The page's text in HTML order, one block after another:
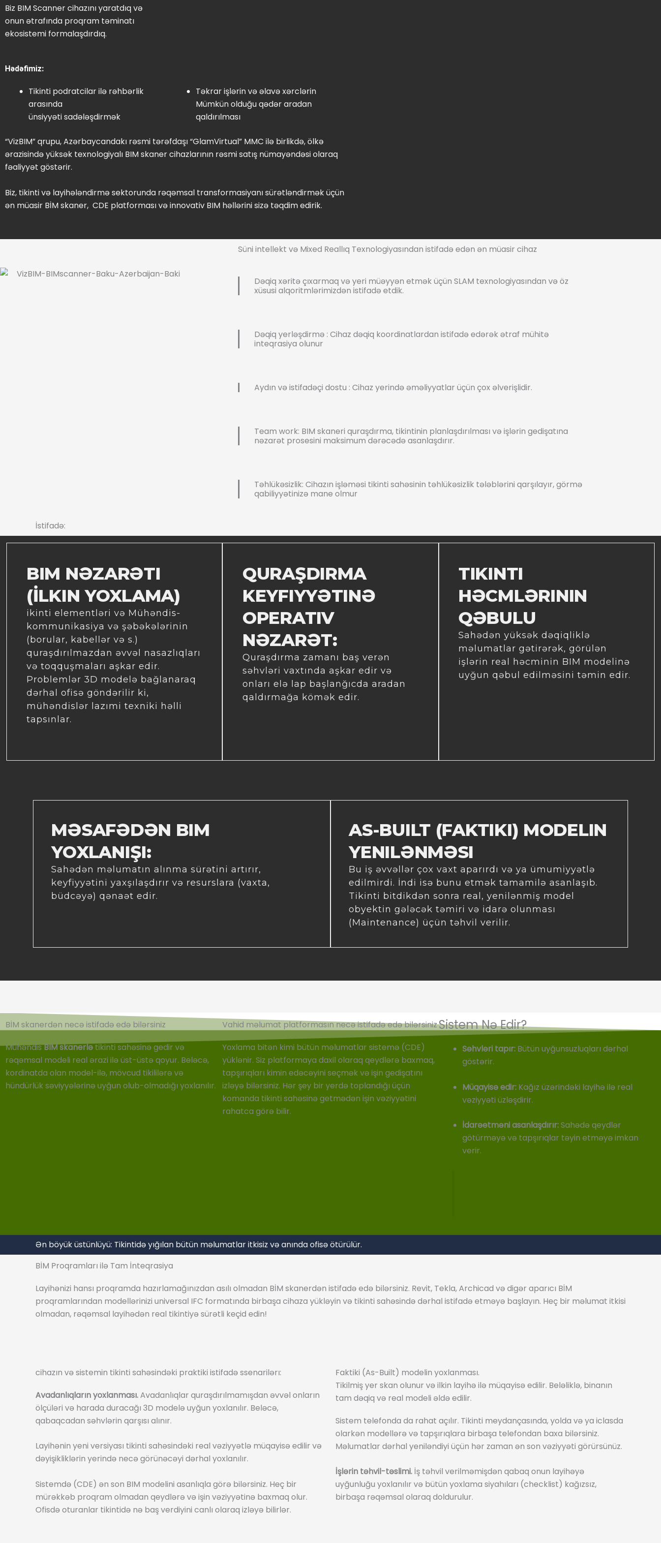
Biz BIM Scanner cihazını yaratdıq və
onun ətrafında proqram təminatı
ekosistemi formalaşdırdıq.
Hədəfimiz:
Tikinti podratcilar ilə rəhbərlik
arasında
ünsiyyəti sadələşdirmək
Təkrar işlərin və əlavə xərclərin
Mümkün olduğu qədər aradan
qaldırılması
“VizBIM” qrupu, Azərbaycandakı rəsmi tərəfdaşı “GlamVirtual” MMC ilə birlikdə, ölkə
ərazisində yüksək texnologiyalı BIM skaner cihazlarının rəsmi satış nümayəndəsi olaraq
fəaliyyət göstərir.
Biz, tikinti və layihələndirmə sektorunda rəqəmsal transformasiyanı sürətləndirmək üçün
ən müasir BİM skaner, CDE platforması və innovativ BIM həllərini sizə təqdim edirik.
Süni intellekt və Mixed Reallıq Texnologiyasından istifadə edən ən müasir cihaz
Dəqiq xəritə çıxarmaq və yeri müəyyən etmək üçün SLAM texnologiyasından və öz
xüsusi alqoritmlərimizdən istifadə etdik.
Dəqiq yerləşdirmə : Cihaz dəqiq koordinatlardan istifadə edərək ətraf mühitə
inteqrasiya olunur
Aydın və istifadəçi dostu : Cihaz yerində əməliyyatlar üçün çox əlverişlidir.
Team work: BIM skaneri quraşdırma, tikintinin planlaşdırılması və işlərin gedişatına
nəzarət prosesini maksimum dərəcədə asanlaşdırır.
Təhlükəsizlik: Cihazın işləməsi tikinti sahəsinin təhlükəsizlik tələblərini qarşılayır, görmə
qabiliyyətinizə mane olmur
İstifadə:
BIM NƏZARƏTI
(İLKIN YOXLAMA)
ikinti elementləri və Mühəndis-
kommunikasiya və şəbəkələrinin
(borular, kabellər və s.)
quraşdırılmazdan əvvəl nasazlıqları
və toqquşmaları aşkar edir.
Problemlər 3D modelə bağlanaraq
dərhal ofisə göndərilir ki,
mühəndislər lazımi texniki həlli
tapsınlar.
QURAŞDIRMA
KEYFIYYƏTINƏ
OPERATIV
NƏZARƏT:
Quraşdırma zamanı baş verən
səhvləri vaxtında aşkar edir və
onları elə lap başlanğıcda aradan
qaldırmağa kömək edir.
TIKINTI
HƏCMLƏRININ
QƏBULU
Sahədən yüksək dəqiqliklə
məlumatlar gətirərək, görülən
işlərin real həcminin BIM modelinə
uyğun qəbul edilməsini təmin edir.
MƏSAFƏDƏN BIM
YOXLANIŞI:
Sahədən məlumatın alınma sürətini artırır,
keyfiyyətini yaxşılaşdırır və resurslara (vaxta,
büdcəyə) qənaət edir.
AS-BUILT (FAKTIKI) MODELIN
YENILƏNMƏSI
Bu iş əvvəllər çox vaxt aparırdı və ya ümumiyyətlə
edilmirdi. İndi isə bunu etmək tamamilə asanlaşıb.
Tikinti bitdikdən sonra real, yenilənmiş model
obyektin gələcək təmiri və idarə olunması
(Maintenance) üçün təhvil verilir.
BİM skanerdən necə istifadə edə bilərsiniz
MühəndisBIM skanerlətikinti sahəsinə gedir və
rəqəmsal modeli real ərazi ilə üst-üstə qoyur. Beləcə,
kordinatda olan model-ilə, mövcud tikililərə və
hündürlük səviyyələrinə uyğun olub-olmadığı yoxlanılır.
Vahid məlumat platformasın necə istifadə edə bilərsiniz
Yoxlama bitən kimi bütün məlumatlar sistemə (CDE)
yüklənir. Siz platformaya daxil olaraq qeydlərə baxmaq,
tapşırıqları kimin edəcəyini seçmək və işin gedişatını
izləyə bilərsiniz. Hər şey bir yerdə toplandığı üçün
komanda tikinti sahəsinə getmədən işin vəziyyətini
rahatca görə bilir.
Sistem Nə Edir?
Səhvləri tapır: Bütün uyğunsuzluqları dərhal
göstərir.
Müqayisə edir: Kağız üzərindəki layihə ilə real
vəziyyəti üzləşdirir.
İdarəetməni asanlaşdırır:Sahədə qeydlər
götürməyə və tapşırıqlar təyin etməyə imkan
verir.
Ən böyük üstünlüyü: Tikintidə yığılan bütün məlumatlar itkisiz və anında ofisə ötürülür.
BİM Proqramları ilə Tam İnteqrasiya
Layihənizi hansı proqramda hazırlamağınızdan asılı olmadan BİM skanerdən istifadə edə bilərsiniz. Revit, Tekla, Archicad və digər aparıcı BİM
proqramlarından modellərinizi universal IFC formatında birbaşa cihaza yükləyin və tikinti sahəsində dərhal istifadə etməyə başlayın. Heç bir məlumat itkisi
olmadan, rəqəmsal layihədən real tikintiyə sürətli keçid edin!
cihazın və sistemin tikinti sahəsindəki praktiki istifadə ssenarilərı:
Avadanlıqların yoxlanması.Avadanlıqlar quraşdırılmamışdan əvvəl onların
ölçüləri və harada duracağı 3D modelə uyğun yoxlanılır. Beləcə,
qabaqcadan səhvlərin qarşısı alınır.
Layihənin yeni versiyası tikinti sahəsindəki real vəziyyətlə müqayisə edilir və
dəyişikliklərin yerində necə görünəcəyi dərhal yoxlanılır.
Sistemdə (CDE) ən son BIM modelini asanlıqla görə bilərsiniz. Heç bir
mürəkkəb proqram olmadan qeydlərə və işin vəziyyətinə baxmaq olur.
Ofisdə oturanlar tikintidə nə baş verdiyini canlı olaraq izləyə bilirlər.
Faktiki (As-Built) modelin yoxlanması.
Tikilmiş yer skan olunur və ilkin layihə ilə müqayisə edilir. Beləliklə, binanın
tam dəqiq və real modeli əldə edilir.
Sistem telefonda da rahat açılır. Tikinti meydançasında, yolda və ya iclasda
olarkən modellərə və tapşırıqlara birbaşa telefondan baxa bilərsiniz.
Məlumatlar dərhal yeniləndiyi üçün hər zaman ən son vəziyyəti görürsünüz.
İşlərin təhvil-təslimi. İş təhvil verilməmişdən qabaq onun layihəyə
uyğunluğu yoxlanılır və bütün yoxlama siyahıları (checklist) kağızsız,
birbaşa rəqəmsal olaraq doldurulur.